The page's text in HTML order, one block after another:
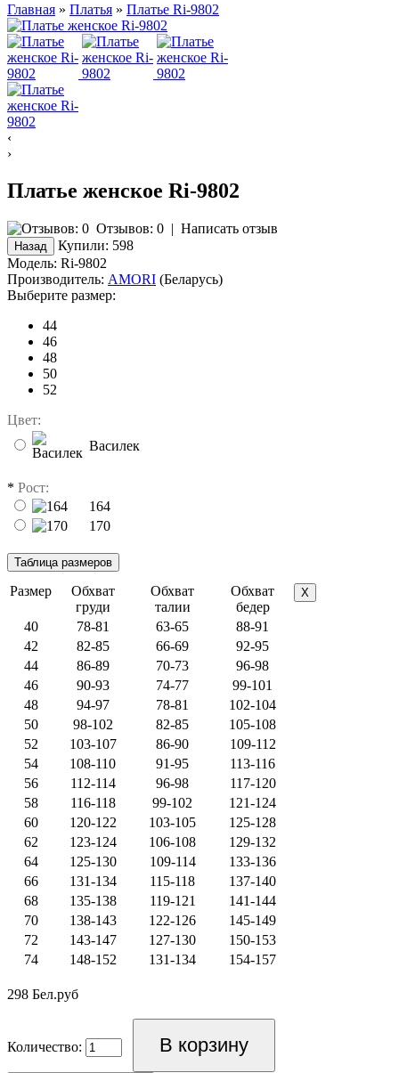
Главная » Платья » Платье Ri-9802
‹
›
Платье женское Ri-9802
Отзывов: 0 | Написать отзыв
Купили: 598
Модель: Ri-9802
Производитель: AMORI (Беларусь)
Выберите размер:
44
46
48
50
52
Цвет:
Василек
* Рост:
164
170
Размер
Обхват
груди
Обхват
талии
Обхват
бедер
X
40 78-81 63-65
88-91
42
82-85 66-69
92-95
44
86-89 70-73
96-98
46
90-93 74-77
99-101
48
94-97 78-81
102-104
50
98-102 82-85
105-108
52
103-107 86-90
109-112
54
108-110 91-95
113-116
56
112-114 96-98
117-120
58
116-118 99-102
121-124
60
120-122 103-105
125-128
62
123-124 106-108
129-132
64
125-130 109-114
133-136
66
131-134 115-118
137-140
68
135-138 119-121
141-144
70
138-143 122-126
145-149
72
143-147 127-130
150-153
74
148-152 131-134 154-157
298 Бел.руб
Количество: